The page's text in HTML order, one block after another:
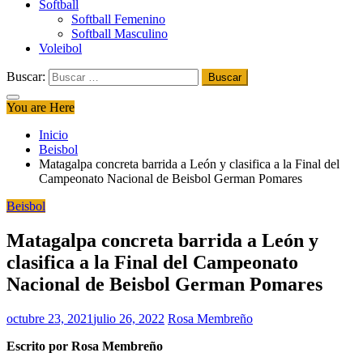
Softball​
Softball​ Femenino
Softball​ Masculino
Voleibol​
Buscar:
You are Here
Inicio
Beisbol
Matagalpa concreta barrida a León y clasifica a la Final del
Campeonato Nacional de Beisbol German Pomares
Beisbol
Matagalpa concreta barrida a León y
clasifica a la Final del Campeonato
Nacional de Beisbol German Pomares
octubre 23, 2021julio 26, 2022 Rosa Membreño
Escrito por Rosa Membreño